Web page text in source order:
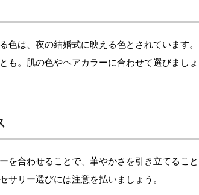
は、夜の結婚式に映える色とされています。
も。肌の色やヘアカラーに合わせて選びましょ
を合わせることで、華やかさを引き立てること
サリー選びには注意を払いましょう。